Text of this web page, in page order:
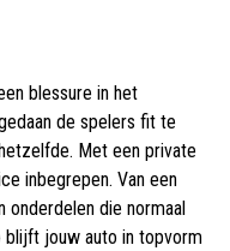
blessure in het
de spelers fit te
Met een private
inbegrepen. Van een
die normaal
jouw auto in topvorm